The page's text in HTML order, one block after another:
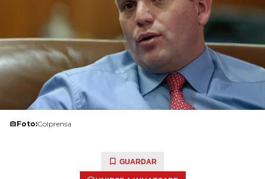
Foto:Colprensa
GUARDAR